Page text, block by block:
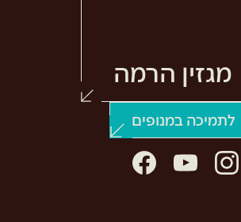
מגזין הרמה
לתמיכה במנופים >
instagram
youtube
facebook